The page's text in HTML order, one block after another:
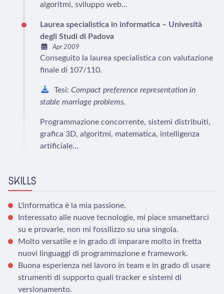
algoritmi, sviluppo web...
Laurea specialistica in informatica – Univesità
degli Studi di Padova
Apr 2009
Conseguito la laurea specialistica con valutazione
finale di 107/110.
Tesi: Compact preference representation in
stable marriage problems.
Programmazione concorrente, sistemi distribuiti,
grafica 3D, algoritmi, matematica, intelligenza
artificiale...
SKILLS
L'informatica è la mia passione.
Interessato alle nuove tecnologie, mi piace smanettarci
su e provarle, non mi fossilizzo su una singola.
Molto versatile e in grado di imparare molto in fretta
nuovi linguaggi di programmazione e framework.
Buona esperienza nel lavoro in team e in grado di usare
strumenti di supporto quali tracker e sistemi di
versionamento.